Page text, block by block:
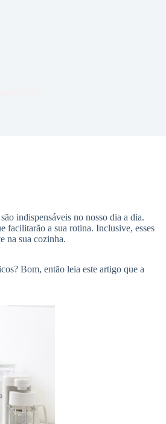
indispensáveis no nosso dia a dia.
facilitarão a sua rotina. Inclusive, esses
na sua cozinha.
Bom, então leia este artigo que a